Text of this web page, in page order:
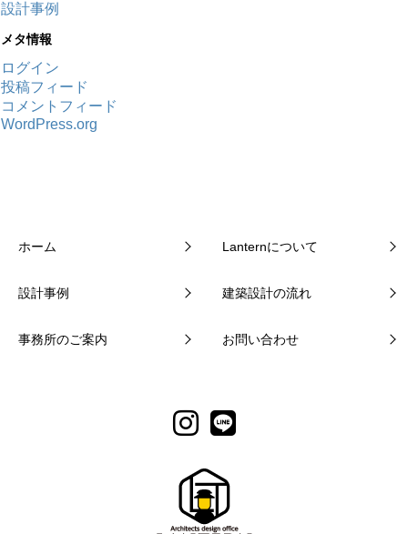
設計事例
メタ情報
ログイン
投稿フィード
コメントフィード
WordPress.org
ホーム Lanternについて
設計事例 建築設計の流れ
事務所のご案内 お問い合わせ